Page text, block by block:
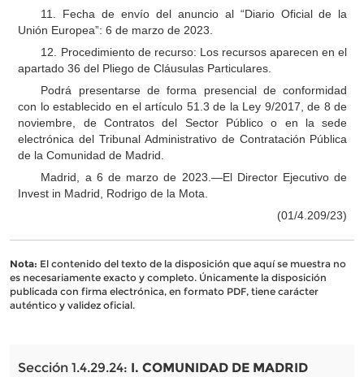
11. Fecha de envío del anuncio al “Diario Oficial de la
Unión Europea”: 6 de marzo de 2023.
12. Procedimiento de recurso: Los recursos aparecen en el
apartado 36 del Pliego de Cláusulas Particulares.
Podrá presentarse de forma presencial de conformidad
con lo establecido en el artículo 51.3 de la Ley 9/2017, de 8 de
noviembre, de Contratos del Sector Público o en la sede
electrónica del Tribunal Administrativo de Contratación Pública
de la Comunidad de Madrid.
Madrid, a 6 de marzo de 2023.—El Director Ejecutivo de
Invest in Madrid, Rodrigo de la Mota.
(01/4.209/23)
Nota: El contenido del texto de la disposición que aquí se muestra no
es necesariamente exacto y completo. Únicamente la disposición
publicada con firma electrónica, en formato PDF, tiene carácter
auténtico y validez oficial.
Sección 1.4.29.24: I. COMUNIDAD DE MADRID